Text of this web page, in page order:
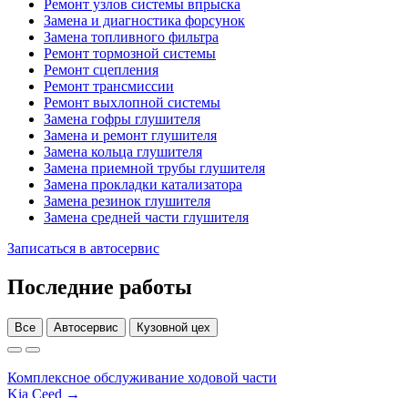
Ремонт узлов системы впрыска
Замена и диагностика форсунок
Замена топливного фильтра
Ремонт тормозной системы
Ремонт сцепления
Ремонт трансмиссии
Ремонт выхлопной системы
Замена гофры глушителя
Замена и ремонт глушителя
Замена кольца глушителя
Замена приемной трубы глушителя
Замена прокладки катализатора
Замена резинок глушителя
Замена средней части глушителя
Записаться в автосервис
Последние работы
Все Автосервис Кузовной цех
Комплексное обслуживание ходовой части
Kia Ceed →